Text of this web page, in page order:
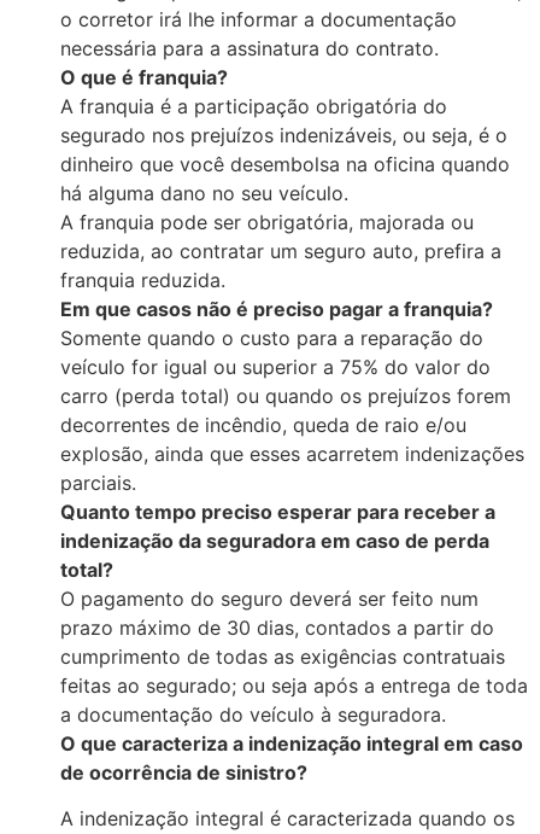
o corretor irá lhe informar a documentação
necessária para a assinatura do contrato.
O que é franquia?
A franquia é a participação obrigatória do
segurado nos prejuízos indenizáveis, ou seja, é o
dinheiro que você desembolsa na oficina quando
há alguma dano no seu veículo.
A franquia pode ser obrigatória, majorada ou
reduzida, ao contratar um seguro auto, prefira a
franquia reduzida.
Em que casos não é preciso pagar a franquia?
Somente quando o custo para a reparação do
veículo for igual ou superior a 75% do valor do
carro (perda total) ou quando os prejuízos forem
decorrentes de incêndio, queda de raio e/ou
explosão, ainda que esses acarretem indenizações
parciais.
Quanto tempo preciso esperar para receber a
indenização da seguradora em caso de perda
total?
O pagamento do seguro deverá ser feito num
prazo máximo de 30 dias, contados a partir do
cumprimento de todas as exigências contratuais
feitas ao segurado; ou seja após a entrega de toda
a documentação do veículo à seguradora.
O que caracteriza a indenização integral em caso
de ocorrência de sinistro?
A indenização integral é caracterizada quando os